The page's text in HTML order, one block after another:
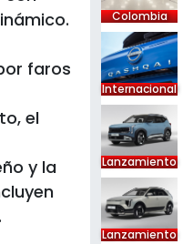
faros
el
y la
Colombia
Internacional
Lanzamiento
Lanzamiento